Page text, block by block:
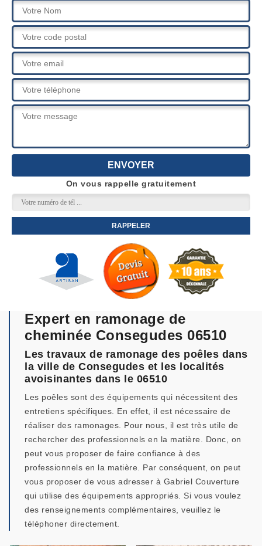
On vous rappelle gratuitement
Expert en ramonage de
cheminée Consegudes 06510
Les travaux de ramonage des poêles dans
la ville de Consegudes et les localités
avoisinantes dans le 06510
Les poêles sont des équipements qui nécessitent des
entretiens spécifiques. En effet, il est nécessaire de
réaliser des ramonages. Pour nous, il est très utile de
rechercher des professionnels en la matière. Donc, on
peut vous proposer de faire confiance à des
professionnels en la matière. Par conséquent, on peut
vous proposer de vous adresser à Gabriel Couverture
qui utilise des équipements appropriés. Si vous voulez
des renseignements complémentaires, veuillez le
téléphoner directement.